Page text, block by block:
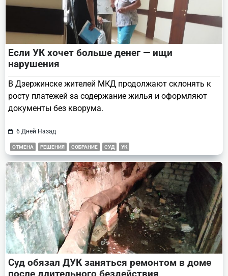
Если УК хочет больше денег — ищи
нарушения
В Дзержинске жителей МКД продолжают склонять к
росту платежей за содержание жилья и оформляют
документы без кворума.
6 Дней Назад
ОТМЕНА РЕШЕНИЯ СОБРАНИЕ СУД УК
Суд обязал ДУК заняться ремонтом в доме
после длительного бездействия